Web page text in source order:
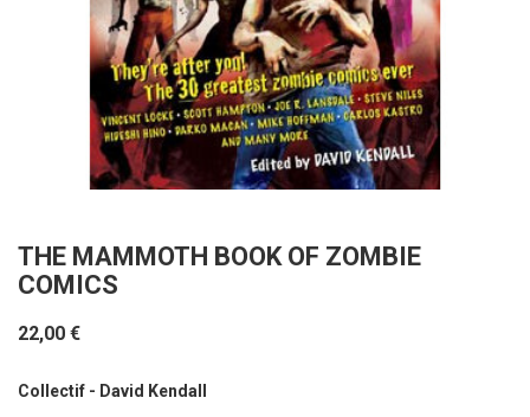
THE MAMMOTH BOOK OF ZOMBIE
COMICS
22,00 €
Collectif - David Kendall